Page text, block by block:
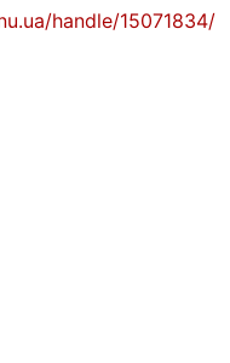
handle/15071834/